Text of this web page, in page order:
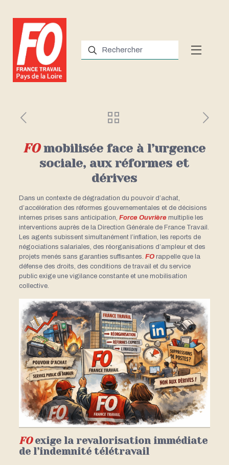
FOmobilisée face à l’urgence
sociale, aux réformes et
dérives
Dans un contexte de dégradation du pouvoir d’achat,
d’accélération des réformes gouvernementales et de décisions
internes prises sans anticipation, Force Ouvrièremultiplie les
interventions auprès de la Direction Générale de France Travail.
Les agents subissent simultanément l’inflation, les reports de
négociations salariales, des réorganisations d’ampleur et des
projets menés sans garanties suffisantes. FOrappelle que la
défense des droits, des conditions de travail et du service
public exige une vigilance constante et une mobilisation
collective.
FOexige la revalorisation immédiate
de l’indemnité télétravail